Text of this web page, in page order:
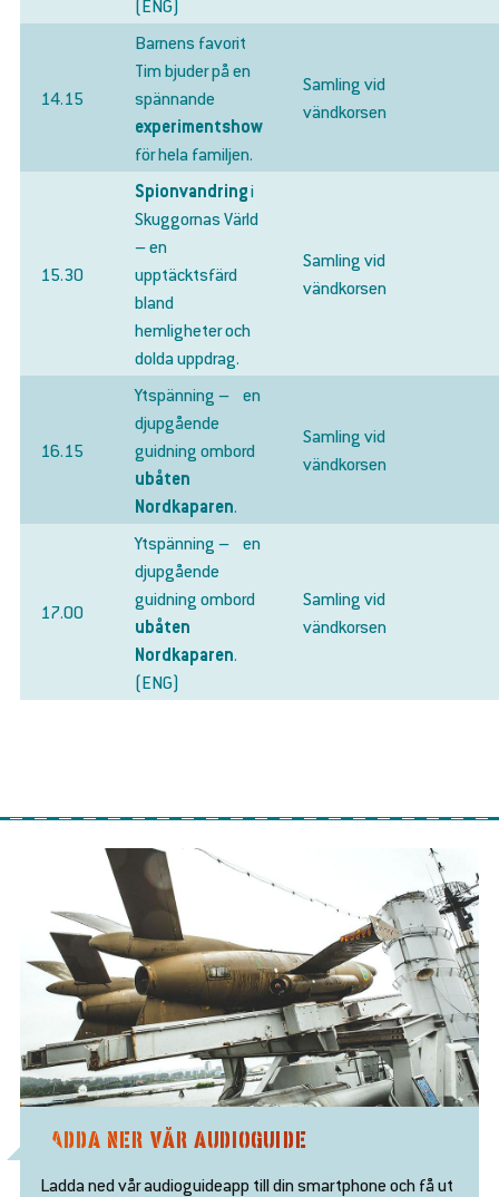
(ENG)
14.15
Barnens favorit
Tim bjuder på en
spännande
experimentshow
för hela familjen.
Samling vid
vändkorsen
15.30
Spionvandringi
Skuggornas Värld
– en
upptäcktsfärd
bland
hemligheter och
dolda uppdrag.
Samling vid
vändkorsen
16.15
Ytspänning – en
djupgående
guidning ombord
ubåten
Nordkaparen.
Samling vid
vändkorsen
17.00
Ytspänning – en
djupgående
guidning ombord
ubåten
Nordkaparen.
(ENG)
Samling vid
vändkorsen
LADDA NER VÅR AUDIOGUIDE
Ladda ned vår audioguideapp till din smartphone och få ut